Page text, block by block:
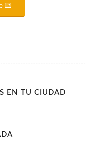
EN TU CIUDAD